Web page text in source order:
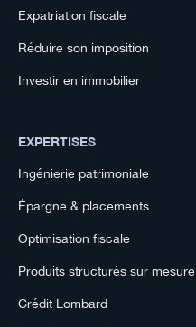
Expatriation fiscale
Réduire son imposition
Investir en immobilier
EXPERTISES
Ingénierie patrimoniale
Épargne & placements
Optimisation fiscale
Produits structurés sur mesure
Crédit Lombard